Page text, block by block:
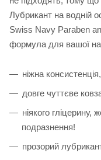
Лубрикант на водній
Swiss Navy Paraben
формула для вашої
ніжна
довге чуттєве
ніякого гліцерину,
подразнення!
прозорий